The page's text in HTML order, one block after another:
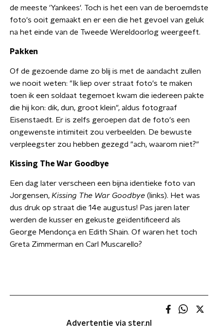
de meeste 'Yankees'. Toch is het een van de beroemdste
foto's ooit gemaakt en er een die het gevoel van geluk
na het einde van de Tweede Wereldoorlog weergeeft.
Pakken
Of de gezoende dame zo blij is met de aandacht zullen
we nooit weten: "Ik liep over straat foto's te maken
toen ik een soldaat tegemoet kwam die iedereen pakte
die hij kon: dik, dun, groot klein", aldus fotograaf
Eisenstaedt. Er is zelfs geroepen dat de foto's een
ongewenste intimiteit zou verbeelden. De bewuste
verpleegster zou hebben gezegd "ach, waarom niet?"
Kissing The War Goodbye
Een dag later verscheen een bijna identieke foto van
Jorgensen, Kissing The War Goodbye (links). Het was
dus druk op straat die 14e augustus! Pas jaren later
werden de kusser en gekuste geïdentificeerd als
George Mendonça en Edith Shain. Of waren het toch
Greta Zimmerman en Carl Muscarello?
Advertentie via ster.nl